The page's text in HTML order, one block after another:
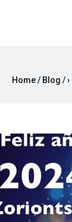
Home Blog ›